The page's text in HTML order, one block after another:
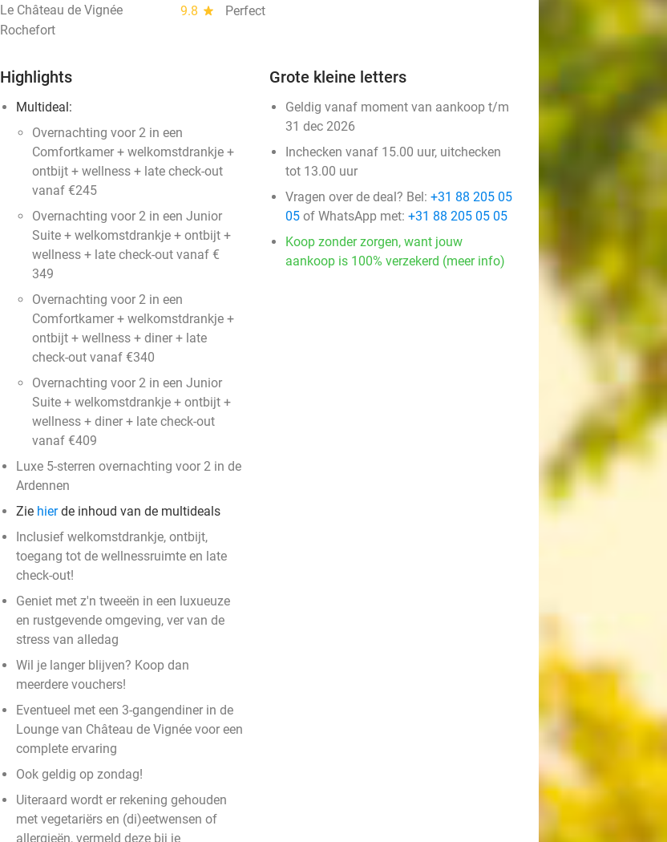
Le Château de Vignée 9.8 star
Perfect
Rochefort
Highlights
Multideal:
Overnachting voor 2 in een
Comfortkamer + welkomstdrankje +
ontbijt + wellness + late check-out
vanaf €245
Overnachting voor 2 in een Junior
Suite + welkomstdrankje + ontbijt +
wellness + late check-out vanaf €
349
Overnachting voor 2 in een
Comfortkamer + welkomstdrankje +
ontbijt + wellness + diner + late
check-out vanaf €340
Overnachting voor 2 in een Junior
Suite + welkomstdrankje + ontbijt +
wellness + diner + late check-out
vanaf €409
Luxe 5-sterren overnachting voor 2 in de
Ardennen
Zie hierde inhoud van de multideals
Inclusief welkomstdrankje, ontbijt,
toegang tot de wellnessruimte en late
check-out!
Geniet met z'n tweeën in een luxueuze
en rustgevende omgeving, ver van de
stress van alledag
Wil je langer blijven? Koop dan
meerdere vouchers!
Eventueel met een 3-gangendiner in de
Lounge van Château de Vignée voor een
complete ervaring
Ook geldig op zondag!
Uiteraard wordt er rekening gehouden
met vegetariërs en (di)eetwensen of
allergieën, vermeld deze bij je
Grote kleine letters
Geldig vanaf moment van aankoop t/m
31 dec 2026
Inchecken vanaf 15.00 uur, uitchecken
tot 13.00 uur
Vragen over de deal? Bel: +31 88 205 05
05 of WhatsApp met: +31 88 205 05 05
Koop zonder zorgen, want jouw
aankoop is 100% verzekerd (meer info)